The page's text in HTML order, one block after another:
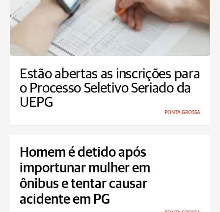
Estão abertas as inscrições para
o Processo Seletivo Seriado da
UEPG
PONTA GROSSA
Homem é detido após
importunar mulher em
ônibus e tentar causar
acidente em PG